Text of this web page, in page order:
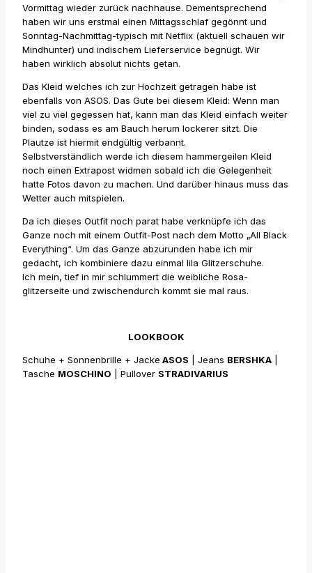
Vormittag wieder zurück nachhause. Dementsprechend
haben wir uns erstmal einen Mittagsschlaf gegönnt und
Sonntag-Nachmittag-typisch mit Netflix (aktuell schauen wir
Mindhunter) und indischem Lieferservice begnügt. Wir
haben wirklich absolut nichts getan.
Das Kleid welches ich zur Hochzeit getragen habe ist
ebenfalls von ASOS. Das Gute bei diesem Kleid: Wenn man
viel zu viel gegessen hat, kann man das Kleid einfach weiter
binden, sodass es am Bauch herum lockerer sitzt. Die
Plautze ist hiermit endgültig verbannt.
Selbstverständlich werde ich diesem hammergeilen Kleid
noch einen Extrapost widmen sobald ich die Gelegenheit
hatte Fotos davon zu machen. Und darüber hinaus muss das
Wetter auch mitspielen.
Da ich dieses Outfit noch parat habe verknüpfe ich das
Ganze noch mit einem Outfit-Post nach dem Motto „All Black
Everything“. Um das Ganze abzurunden habe ich mir
gedacht, ich kombiniere dazu einmal lila Glitzerschuhe.
Ich mein, tief in mir schlummert die weibliche Rosa-
glitzerseite und zwischendurch kommt sie mal raus.
LOOKBOOK
Schuhe + Sonnenbrille + Jacke ASOS | Jeans BERSHKA
Tasche MOSCHINO | Pullover STRADIVARIUS